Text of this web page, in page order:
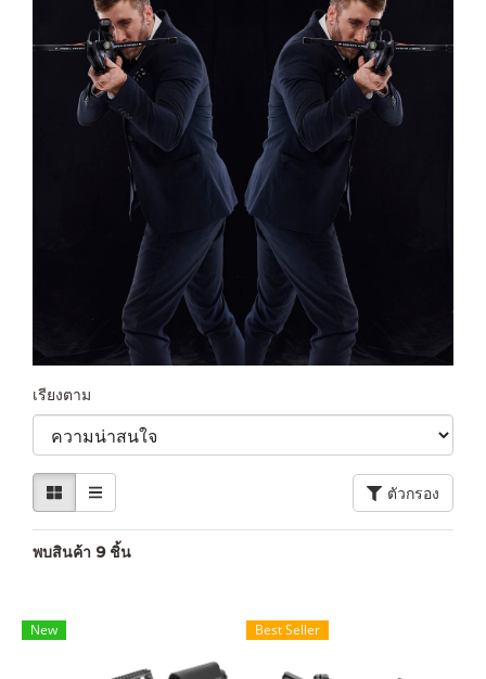
เรียงตาม
ตัวกรอง
พบสินค้า 9 ชิ้น
New Best Seller